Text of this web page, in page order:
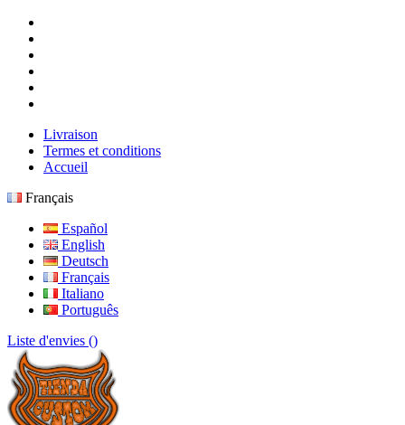
Livraison
Termes et conditions
Accueil
Français
Español
English
Deutsch
Français
Italiano
Português
Liste d'envies ()